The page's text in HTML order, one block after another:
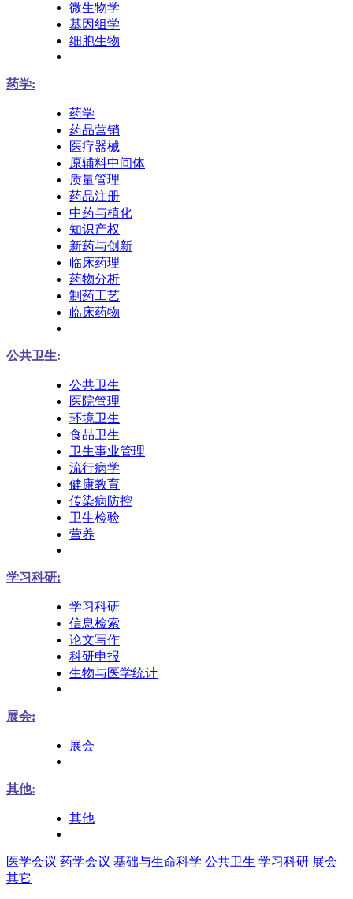
微生物学
基因组学
细胞生物
药学:
药学
药品营销
医疗器械
原辅料中间体
质量管理
药品注册
中药与植化
知识产权
新药与创新
临床药理
药物分析
制药工艺
临床药物
公共卫生:
公共卫生
医院管理
环境卫生
食品卫生
卫生事业管理
流行病学
健康教育
传染病防控
卫生检验
营养
学习科研:
学习科研
信息检索
论文写作
科研申报
生物与医学统计
展会:
展会
其他:
其他
医学会议 药学会议 基础与生命科学 公共卫生 学习科研 展会
其它